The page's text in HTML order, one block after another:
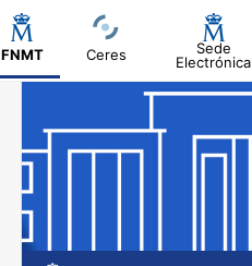
FNMT Ceres
Sede
Electrónica
Mostrar/Ocultar